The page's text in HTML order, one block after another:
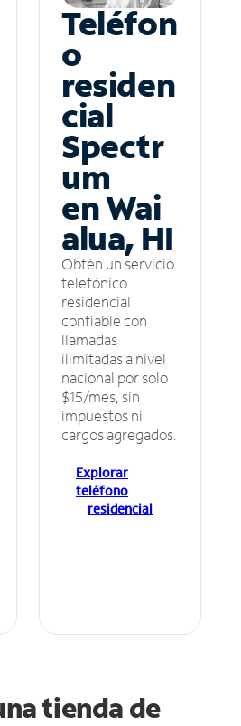
Teléfon
o
residen
cial
Spectr
um
en Wai
alua, HI
Obtén un servicio
telefónico
residencial
confiable con
llamadas
ilimitadas a nivel
nacional por solo
$15/mes, sin
impuestos ni
cargos agregados.
Explorar
teléfono
residencial
tienda de